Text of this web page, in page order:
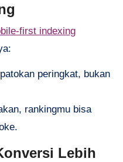
first indexing
peringkat, bukan
rankingmu bisa
Lebih